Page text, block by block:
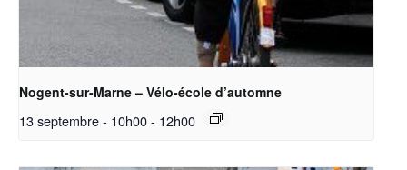
Nogent-sur-Marne – Vélo-école d’automne
13 septembre - 10h00- 12h00